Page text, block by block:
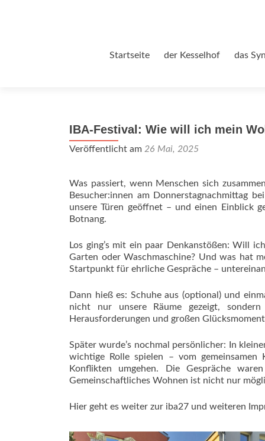
Startseite der Kesselhof das
IBA-Festival: Wie will ich mein
Veröffentlicht am 26 Mai, 2025
Was passiert, wenn Menschen sich
Besucher:innen am Donnerstagnachmittag
unsere Türen geöffnet – und einen Einblick
Botnang.
Los ging’s mit ein paar Denkanstößen: Will
Garten oder Waschmaschine? Und was hat
Startpunkt für ehrliche Gespräche –
Dann hieß es: Schuhe aus (optional) und
nicht nur unsere Räume gezeigt,
Herausforderungen und großen
Später wurde’s nochmal persönlicher: In
wichtige Rolle spielen – vom
Konflikten umgehen. Die Gespräche
Gemeinschaftliches Wohnen ist nicht nur
Hier geht es weiter zur iba27 und weiteren